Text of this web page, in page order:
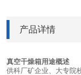
产品详情
真空干燥箱用途概述
供科厂矿企业、大专院